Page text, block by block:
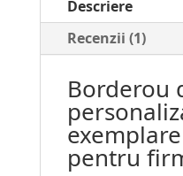
Descriere
Recenzii (1)
Borderou
pentru